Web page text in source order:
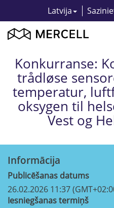
Latvija
Konkurranse:
trådløse
temperatur,
oksygen til
Vest og
Informācija
Publicēšanas datums
26.02.2026 11:37
Iesniegšanas termiņš